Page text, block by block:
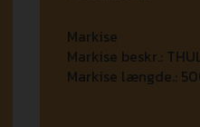
Markise
Markise beskr.:
Markise længde.: